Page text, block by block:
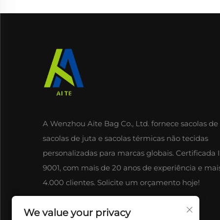
A Wenzhou Aite Bag Co., Ltd. fornece sacolas de
sacolas de juta e sacolas térmicas não tecidas
personalizadas para marcas globais. Certificada
9001, com mais de 20 anos de experiência e
4.000 clientes. Solicite um orçamento hoje!
We value your privacy